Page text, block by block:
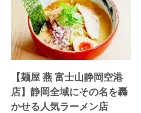
【麺屋 燕 富士山静岡空港
店】静岡全域にその名を轟
かせる人気ラーメン店